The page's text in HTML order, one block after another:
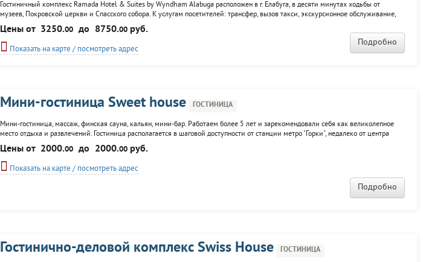
Гостиничный комплекс Ramada Hotel & Suites by Wyndham Alabuga расположен в г. Елабуга, в десяти минутах ходьбы от
музеев, Покровской церкви и Спасского собора. К услугам посетителей: трансфер, вызов такси, экскурсионное обслуживание,
ресторан, прачечная, химчистка, сейф, сувенирный бутик, сигарная комната с русским бильярдом. Гостиница идеально
подходит для проведения переговоров и...
Цены от 3250.00 до 8750.00руб.
Показать на карте / посмотреть адрес
Подробно
Мини-гостиница Sweet house ГОСТИНИЦА
Мини-гостиница, массаж, финская сауна, кальян, мини-бар. Работаем более 5 лет и зарекомендовали себя как великолепное
место отдыха и развлечений. Гостиница располагается в шаговой доступности от станции метро "Горки", недалеко от центра
города.
Цены от 2000.00 до 2000.00руб.
Показать на карте / посмотреть адрес
Подробно
Гостинично-деловой комплекс Swiss House ГОСТИНИЦА